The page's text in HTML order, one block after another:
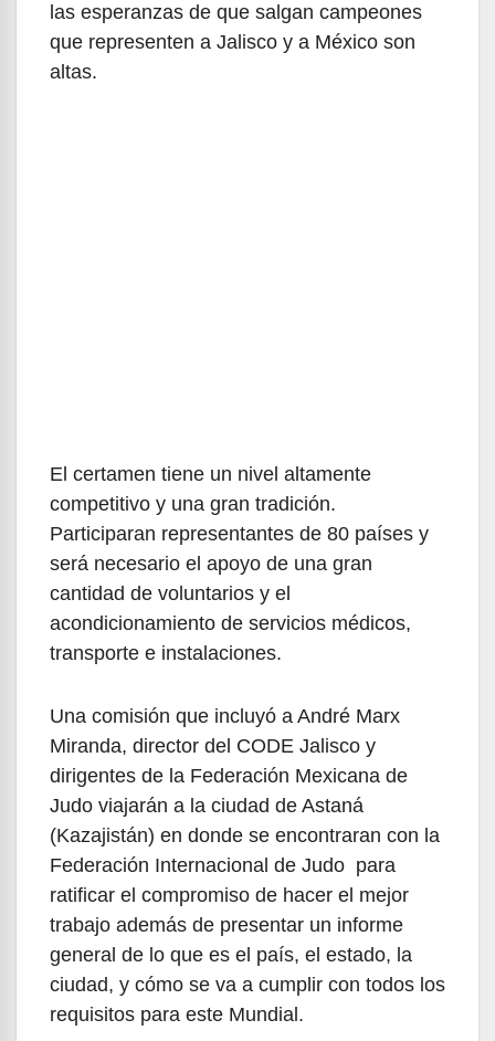
las esperanzas de que salgan campeones
que representen a Jalisco y a México son
altas.
El certamen tiene un nivel altamente
competitivo y una gran tradición.
Participaran representantes de 80 países y
será necesario el apoyo de una gran
cantidad de voluntarios y el
acondicionamiento de servicios médicos,
transporte e instalaciones.
Una comisión que incluyó a André Marx
Miranda, director del CODE Jalisco y
dirigentes de la Federación Mexicana de
Judo viajarán a la ciudad de Astaná
(Kazajistán) en donde se encontraran con la
Federación Internacional de Judo para
ratificar el compromiso de hacer el mejor
trabajo además de presentar un informe
general de lo que es el país, el estado, la
ciudad, y cómo se va a cumplir con todos los
requisitos para este Mundial.